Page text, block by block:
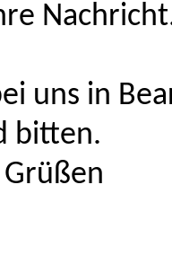
uns in
bitten.